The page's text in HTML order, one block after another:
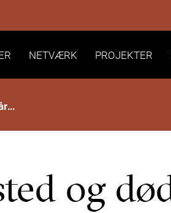
Webinar: Dødssted og dødsårsag
og
NETVÆRK PROJEKTER